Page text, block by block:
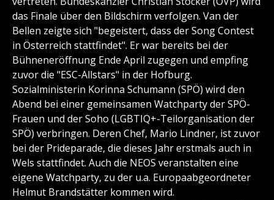
das Finale über den Bildschirm verfolgen. Van der
Bellen zeigte sich "begeistert, dass der Song Contest
in Österreich stattfindet". Er war bereits bei der
Bühneneröffnung Ende April zugegen und empfing
zuvor die "ESC-Allstars" in der Hofburg.
Sozialministerin Korinna Schumann (SPÖ) wird den
Abend bei einer gemeinsamen Watchparty der SPÖ-
Frauen und der Soho (LGBTIQ+-Teilorganisation der
SPÖ) verbringen. Deren Chef, Mario Lindner, ist zuvor
bei der Prideparade, die dieses Jahr erstmals auch in
Wels stattfindet. Auch die NEOS veranstalten eine
eigene Watchparty, zu der u.a. Europaabgeordneter
Helmut Brandstätter kommen wird.